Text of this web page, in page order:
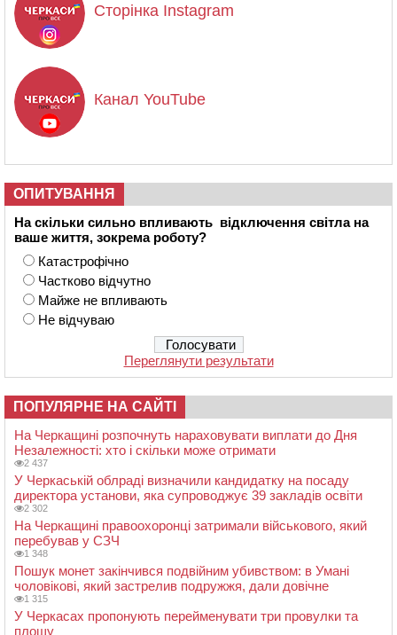
Сторінка Instagram
Канал YouTube
ОПИТУВАННЯ
На скільки сильно впливають відключення світла на
ваше життя, зокрема роботу?
Катастрофічно
Частково відчутно
Майже не впливають
Не відчуваю
Переглянути результати
ПОПУЛЯРНЕ НА САЙТІ
На Черкащині розпочнуть нараховувати виплати до Дня
Незалежності: хто і скільки може отримати
2 437
У Черкаській облраді визначили кандидатку на посаду
директора установи, яка супроводжує 39 закладів освіти
2 302
На Черкащині правоохоронці затримали військового, який
перебував у СЗЧ
1 348
Пошук монет закінчився подвійним убивством: в Умані
чоловікові, який застрелив подружжя, дали довічне
1 315
У Черкасах пропонують перейменувати три провулки та
площу